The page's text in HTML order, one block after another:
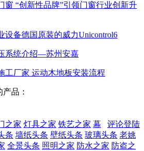
窗 “创新性品牌”引领门窗行业创新升
设备德国原装的威力Unicontrol6
系统介绍—苏州安嘉
工厂家 运动木地板安装流程
产品：
评论登陆
之家 灯具之家 铁艺之家 幕
条 墙纸头条 壁纸头条 玻璃头条 老姚
全景头条 照明之家 防水之家 防盗之